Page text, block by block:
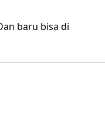
baru bisa di